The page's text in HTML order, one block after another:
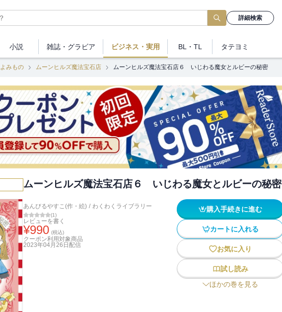
詳細検索
小説 雑誌・ グラビア ビジネス ・実用 BL・TL タテヨミ
よみもの ムーンヒルズ魔法宝石店 ムーンヒルズ魔法宝石店６ いじわる魔女とルビーの秘密
ムーンヒルズ魔法宝石店６ いじわる魔女とルビーの秘密
あんびるやすこ(作・絵) / わくわくライブラリー
(1)
レビューを書く
¥990 (税込)
クーポン利用対象商品
2023年04月26日 配信
購入手続きに進む
カートに入れる
お気に入り
試し読み
ほかの巻を見る